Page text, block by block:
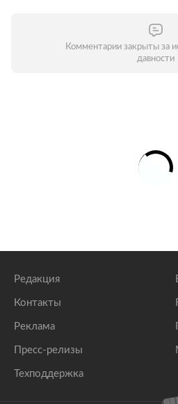
Комментарии закрыты за
давности
Редакция
Контакты
Реклама
Пресс-релизы
Техподдержка